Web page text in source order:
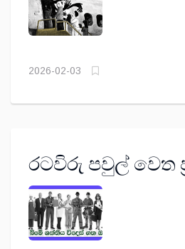
2026-02-03
රටවිරු පවුල් වෙත